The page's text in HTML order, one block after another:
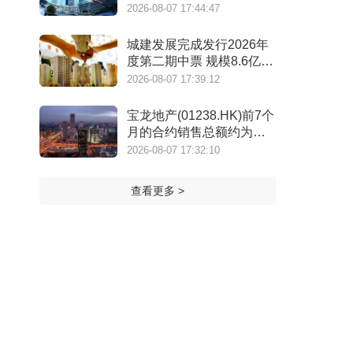
年）》
2026-08-07 17:44:47
城建发展完成发行2026年
度第二期中票 规模8.6亿元
利率2.14%
2026-08-07 17:39:12
宝龙地产(01238.HK)前7个
月的合约销售总额约为
39.7亿元 同比减少7.78%
2026-08-07 17:32:10
查看更多 >